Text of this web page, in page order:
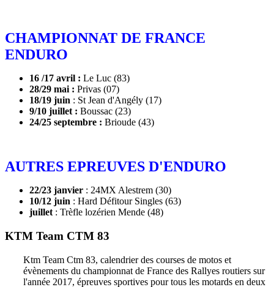
CHAMPIONNAT DE FRANCE
ENDURO
16 /17 avril : Le Luc (83)
28/29 mai : Privas (07)
18/19 juin : St Jean d'Angély (17)
9/10 juillet : Boussac (23)
24/25 septembre : Brioude (43)
AUTRES EPREUVES D'ENDURO
22/23 janvier : 24MX Alestrem (30)
10/12 juin : Hard Défitour Singles (63)
juillet : Trèfle lozérien Mende (48)
KTM Team CTM 83
Ktm Team Ctm 83, calendrier des courses de motos et
évènements du championnat de France des Rallyes routiers sur
l'année 2017, épreuves sportives pour tous les motards en deux